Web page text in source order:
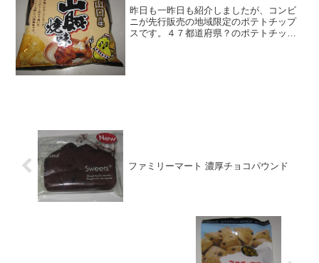
昨日も一昨日も紹介しましたが、コンビ
ニが先行販売の地域限定のポテトチップ
スです。４７都道府県？のポテトチップ
ファミリーマート 濃厚チョコパウンド